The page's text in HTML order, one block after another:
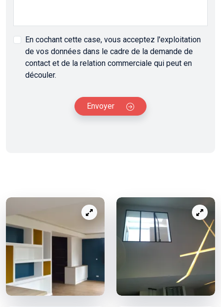
En cochant cette case, vous acceptez l'exploitation
de vos données dans le cadre de la demande de
contact et de la relation commerciale qui peut en
découler.
Envoyer